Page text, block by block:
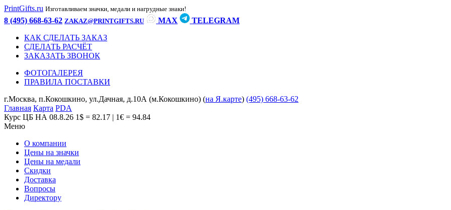
PrintGifts.ru Изготавливаем значки, медали и нагрудные знаки!
8 (495) 668-63-62 ZAKAZ@PRINTGIFTS.RU MAX
TELEGRAM
КАК СДЕЛАТЬ ЗАКАЗ
СДЕЛАТЬ РАСЧЁТ
ЗАКАЗАТЬ ЗВОНОК
ФОТОГАЛЕРЕЯ
ПРАВИЛА ПОСТАВКИ
г.Москва, п.Кокошкино, ул.Дачная, д.10А (м.Кокошкино) (на Я.карте) (495) 668-63-62
Главная Карта PDA
Курс ЦБ НА 08.8.26 1$ = 82.17 | 1€ = 94.84
Меню
О компании
Цены на значки
Цены на медали
Скидки
Доставка
Вопросы
Директору